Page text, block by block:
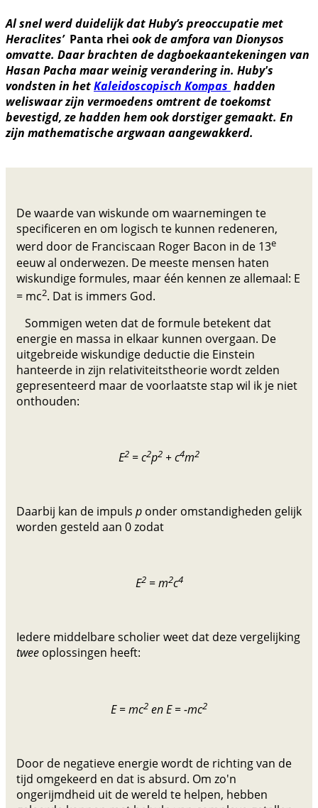
Al snel werd duidelijk dat Huby’s preoccupatie met
Heraclites’ Panta rhei ook de amfora van Dionysos
omvatte. Daar brachten de dagboekaantekeningen van
Hasan Pacha maar weinig verandering in. Huby's
vondsten in hetKaleidoscopisch Kompas hadden
weliswaar zijn vermoedens omtrent de toekomst
bevestigd, ze hadden hem ook dorstiger gemaakt. En
zijn mathematische argwaan aangewakkerd.
De waarde van wiskunde om waarnemingen te
specificeren en om logisch te kunnen redeneren,
werd door de Franciscaan Roger Bacon in de 13e
eeuw al onderwezen. De meeste mensen haten
wiskundige formules, maar één kennen ze allemaal: E
= mc2. Dat is immers God.
Sommigen weten dat de formule betekent dat
energie en massa in elkaar kunnen overgaan. De
uitgebreide wiskundige deductie die Einstein
hanteerde in zijn relativiteitstheorie wordt zelden
gepresenteerd maar de voorlaatste stap wil ik je niet
onthouden:
E2 = c2p2 + c4m2
Daarbij kan de impuls p onder omstandigheden gelijk
worden gesteld aan 0 zodat
E2= m2c4
Iedere middelbare scholier weet dat deze vergelijking
twee oplossingen heeft:
E = mc2 en E = -mc2
Door de negatieve energie wordt de richting van de
tijd omgekeerd en dat is absurd. Om zo'n
ongerijmdheid uit de wereld te helpen, hebben